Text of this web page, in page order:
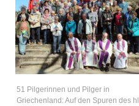
51 Pilgerinnen und Pilger in
Griechenland: Auf den Spuren des hl.